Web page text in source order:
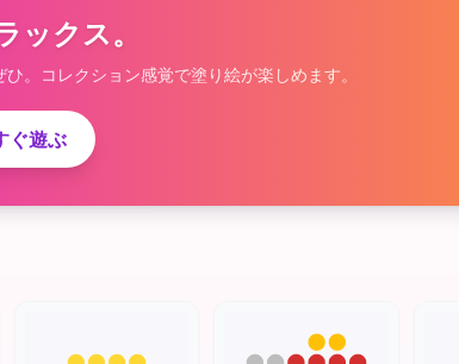
ックス。
。コレクション感覚で塗り絵が楽しめます。
ぐ遊ぶ